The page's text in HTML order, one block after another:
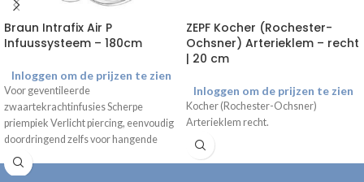
Braun Intrafix Air P
Infuussysteem – 180cm
Inloggen om de prijzen te zien
Voor geventileerde
zwaartekrachtinfusies Scherpe
priempiek Verlicht piercing, eenvoudig
doordringend zelfs voor hangende
containers Leegt zonder residu
Bacterieel goed afgesloten Handige
ZEPF Kocher (Rochester-
Ochsner) Arterieklem – recht
| 20 cm
Inloggen om de prijzen te zien
Kocher (Rochester-Ochsner)
Arterieklem recht.